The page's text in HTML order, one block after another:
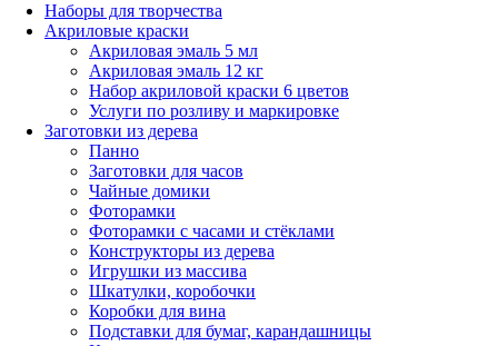
Наборы для творчества
Акриловые краски
Акриловая эмаль 5 мл
Акриловая эмаль 12 кг
Набор акриловой краски 6 цветов
Услуги по розливу и маркировке
Заготовки из дерева
Панно
Заготовки для часов
Чайные домики
Фоторамки
Фоторамки с часами и стёклами
Конструкторы из дерева
Игрушки из массива
Шкатулки, коробочки
Коробки для вина
Подставки для бумаг, карандашницы